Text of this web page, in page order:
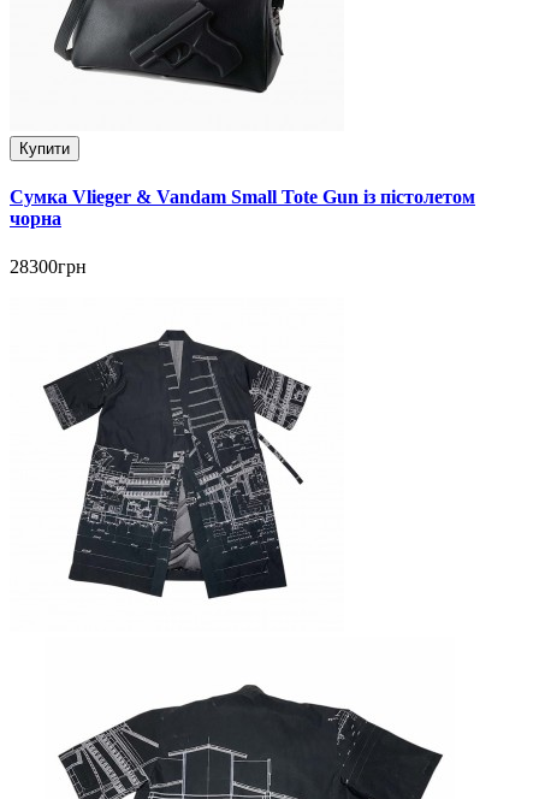
Купити
Сумка Vlieger & Vandam Small Tote Gun із пістолетом
чорна
28300грн